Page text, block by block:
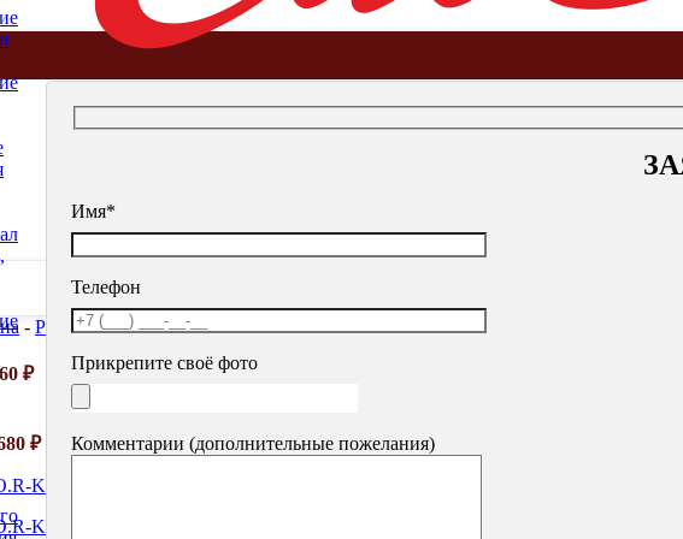
Имя*
Телефон
Прикрепите своё фото
Комментарии (дополнительные пожелания)
- Ресепшн-Стойка ресепшен комплект №4 O.R-K-4
₽
₽